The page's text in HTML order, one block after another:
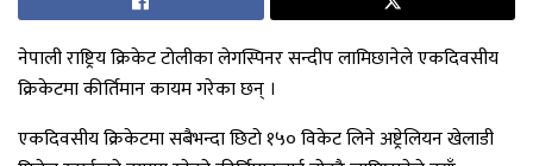
नेपाली राष्ट्रिय क्रिकेट टोलीका लेगस्पिनर सन्दीप लामिछानेले एकदिवसीय
क्रिकेटमा कीर्तिमान कायम गरेका छन् ।
एकदिवसीय क्रिकेटमा सबैभन्दा छिटो १५० विकेट लिने अष्ट्रेलियन खेलाडी